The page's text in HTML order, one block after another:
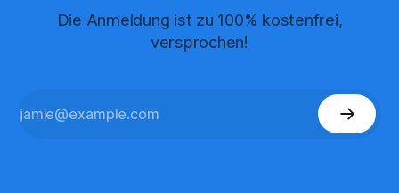
Die Anmeldung ist zu 100% kostenfrei,
versprochen!